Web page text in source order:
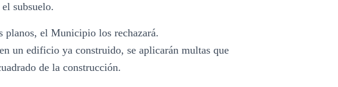
subsuelo.
planos, el Municipio los rechazará.
un edificio ya construido, se aplicarán multas que
de la construcción.